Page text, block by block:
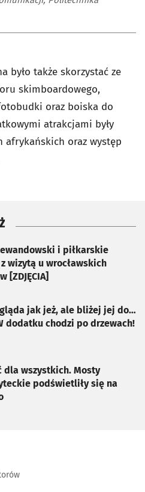
było także skorzystać ze
skimboardowego,
oraz boiska do
atrakcjami były
afrykańskich oraz występ
i piłkarskie
wizytą u wrocławskich
[ZDJĘCIA]
jak jeż, ale bliżej jej do…
dodatku chodzi po drzewach!
dla wszystkich. Mosty
podświetliły się na